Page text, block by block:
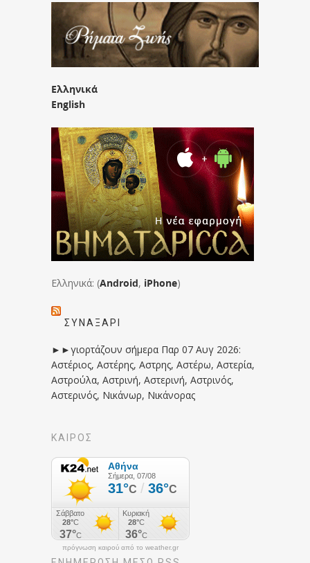
Ελληνικά
English
Ελληνικά: (Android, iPhone)
ΣΥΝΑΞΆΡΙ
►►γιορτάζουν σήμερα Παρ 07 Αυγ 2026:
Αστέριος, Αστέρης, Αστρης, Αστέρω, Αστερία,
Αστρούλα, Αστρινή, Αστερινή, Αστρινός,
Αστερινός, Νικάνωρ, Νικάνορας
ΚΑΙΡΟΣ
πρόγνωση καιρού από το weather.gr